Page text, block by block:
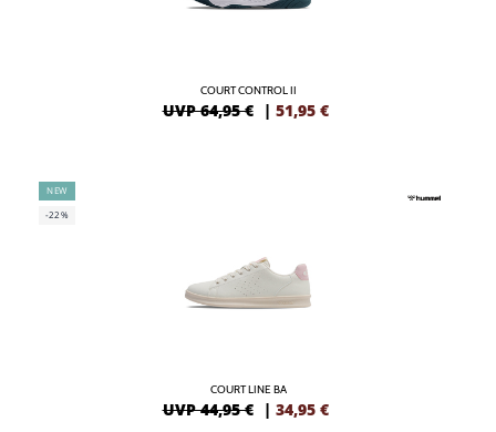
COURT CONTROL II
UVP 64,95 € | 51,95 €
NEW
-22%
COURT LINE BA
UVP 44,95 € | 34,95 €